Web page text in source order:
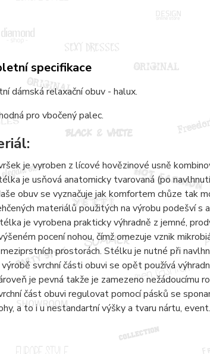
specifikace
dámská relaxační obuv - halux.
pro vbočený palec.
je vyroben z lícové hovězinové usně
je usňová anatomicky tvarovaná (po
obuv se vyznačuje jak komfortem chůze tak
materiálů použitých na výrobu podešví
je vyrobena prakticky výhradně z jemné,
pocení nohou, čímž omezuje vznik
prostorách. Stélku je nutné při
výrobě svrchní části obuvi se opět používá
je pevná takže je zamezeno nežádoucímu
část obuvi regulovat pomocí pásků se
a to i u nestandartní výšky a tvaru nártu,